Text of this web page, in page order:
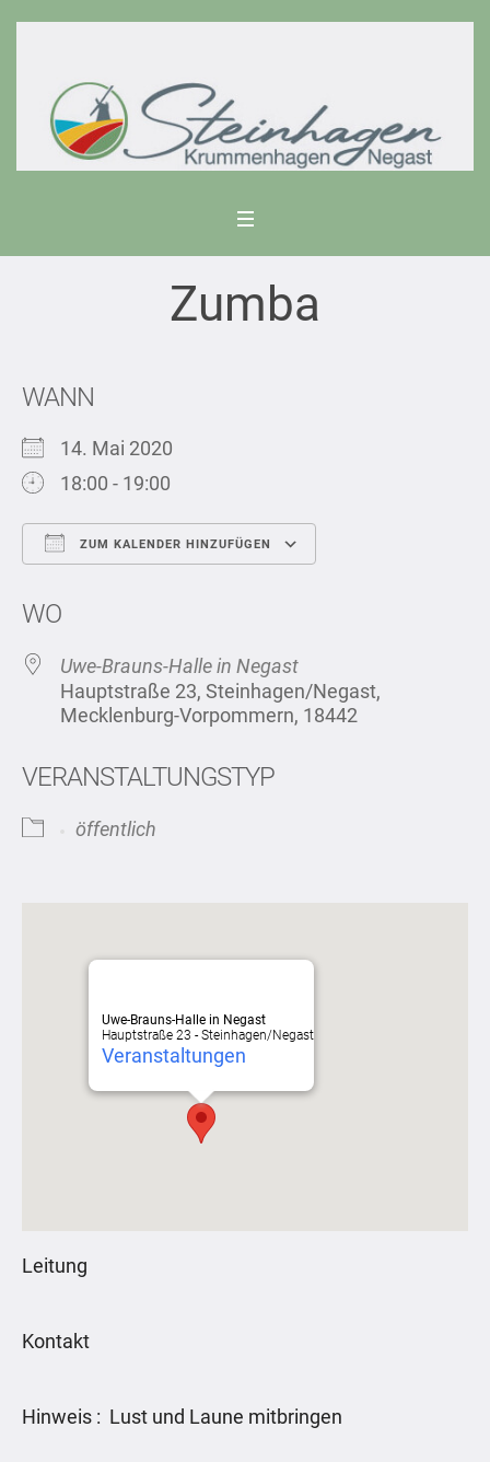
Zumba
WANN
14. Mai 2020
18:00 - 19:00
ZUM KALENDER HINZUFÜGEN
WO
Uwe-Brauns-Halle in Negast
Hauptstraße 23, Steinhagen/Negast,
Mecklenburg-Vorpommern, 18442
VERANSTALTUNGSTYP
öffentlich
Uwe-Brauns-Halle in Negast
Hauptstraße 23 - Steinhagen/Negast
Veranstaltungen
Leitung
Kontakt
Hinweis : Lust und Laune mitbringen